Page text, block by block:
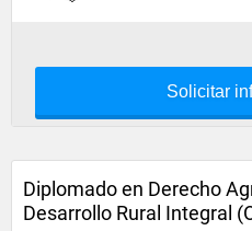
Solicitar
Diplomado en Derecho
Desarrollo Rural Integral